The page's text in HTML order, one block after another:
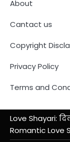
About
Cantact us
Copyright
Privacy Policy
Terms and
Love Shayari:
Romantic Love